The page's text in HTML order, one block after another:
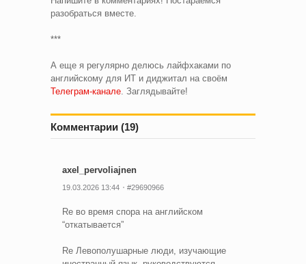
разобраться вместе.
***
А еще я регулярно делюсь лайфхаками по
английскому для ИТ и диджитал на своём
Телеграм-канале . Заглядывайте!
Комментарии (19)
axel_pervoliajnen
19.03.2026 13:44 #29690966
Re во время спора на английском
“откатывается”
Re Левополушарные люди, изучающие